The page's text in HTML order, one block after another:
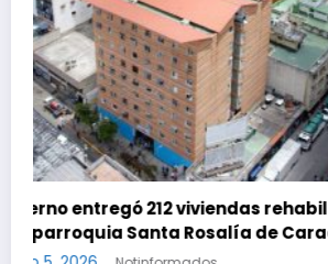
Sepa qué debe hacer si su
es suspendida por faltar a
consecutivas
agosto 5, 2026 Notinformados